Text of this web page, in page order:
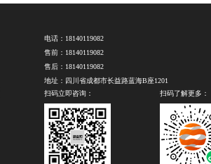
电话： 18140119082
售前： 18140119082
售后： 18140119082
地址：四川省成都市长益路蓝海B座1201
扫码立即咨询：
扫码了解更多：